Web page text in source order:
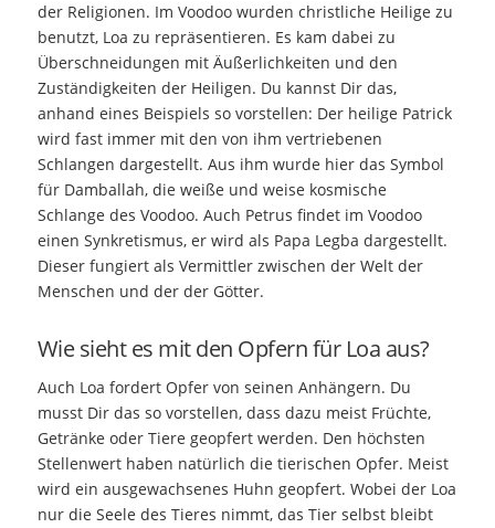
der Religionen. Im Voodoo wurden christliche Heilige zu
benutzt, Loa zu repräsentieren. Es kam dabei zu
Überschneidungen mit Äußerlichkeiten und den
Zuständigkeiten der Heiligen. Du kannst Dir das,
anhand eines Beispiels so vorstellen: Der heilige Patrick
wird fast immer mit den von ihm vertriebenen
Schlangen dargestellt. Aus ihm wurde hier das Symbol
für Damballah, die weiße und weise kosmische
Schlange des Voodoo. Auch Petrus findet im Voodoo
einen Synkretismus, er wird als Papa Legba dargestellt.
Dieser fungiert als Vermittler zwischen der Welt der
Menschen und der der Götter.
Wie sieht es mit den Opfern für Loa aus?
Auch Loa fordert Opfer von seinen Anhängern. Du
musst Dir das so vorstellen, dass dazu meist Früchte,
Getränke oder Tiere geopfert werden. Den höchsten
Stellenwert haben natürlich die tierischen Opfer. Meist
wird ein ausgewachsenes Huhn geopfert. Wobei der Loa
nur die Seele des Tieres nimmt, das Tier selbst bleibt